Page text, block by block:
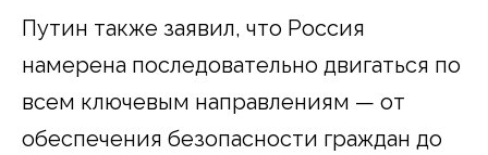
Путин также заявил, что Россия
намерена последовательно двигаться по
всем ключевым направлениям — от
обеспечения безопасности граждан до